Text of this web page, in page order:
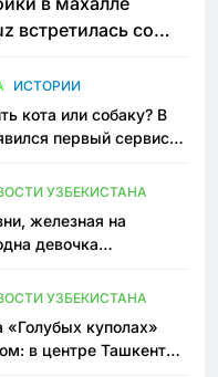
встретилась со
ИСТОРИИ
кота или собаку? В
первый сервис
УЗБЕКИСТАНА
железная на
девочка
УЗБЕКИСТАНА
«Голубых куполах»
в центре Ташкента